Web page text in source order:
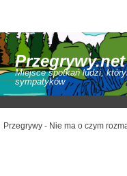
Przegrywy.net
Miejsce spotkań ludzi,
sympatyków
Przegrywy - Nie ma o czym